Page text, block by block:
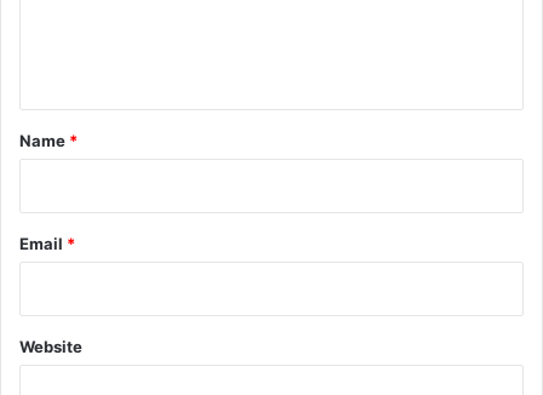
*
Name *
Email *
Website